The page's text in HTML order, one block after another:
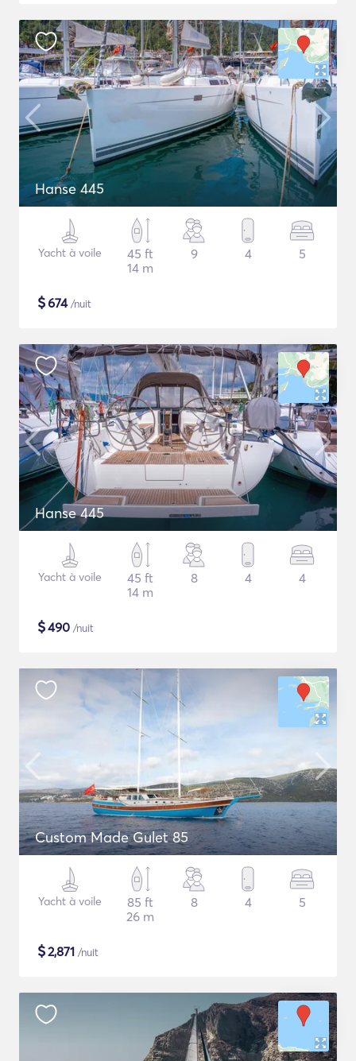
Hanse 445
Yacht à voile
45 ft
14 m
9 4 5
$674/nuit
Hanse 445
Yacht à voile
45 ft
14 m
8 4 4
$490 /nuit
Custom Made Gulet 85
Yacht à voile
85 ft
26 m
8 4 5
$2,871 /nuit